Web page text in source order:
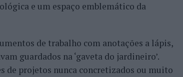
e um espaço emblemático da
de trabalho com anotações a lápis,
guardados na ‘gaveta do jardineiro’.
de projetos nunca concretizados ou muito